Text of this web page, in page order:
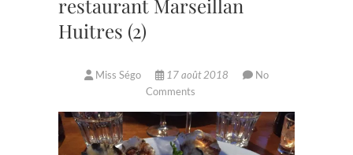
restaurant Marseillan
Huitres (2)
Miss Ségo 17 août 2018
No
Comments